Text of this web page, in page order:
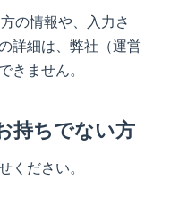
の情報や、入力さ
詳細は、弊社（運営
きません。
持ちでない方
ください。